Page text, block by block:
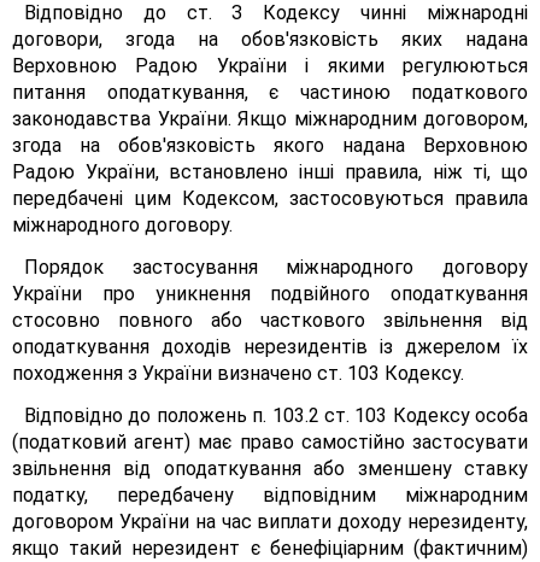
Відповідно до ст. З Кодексу чинні міжнародні
договори, згода на обов'язковість яких надана
Верховною Радою України і якими регулюються
питання оподаткування, є частиною податкового
законодавства України. Якщо міжнародним договором,
згода на обов'язковість якого надана Верховною
Радою України, встановлено інші правила, ніж ті, що
передбачені цим Кодексом, застосовуються правила
міжнародного договору.
Порядок застосування міжнародного договору
України про уникнення подвійного оподаткування
стосовно повного або часткового звільнення від
оподаткування доходів нерезидентів із джерелом їх
походження з України визначено ст. 103 Кодексу.
Відповідно до положень п. 103.2 ст. 103 Кодексу особа
(податковий агент) має право самостійно застосувати
звільнення від оподаткування або зменшену ставку
податку, передбачену відповідним міжнародним
договором України на час виплати доходу нерезиденту,
якщо такий нерезидент є бенефіціарним (фактичним)